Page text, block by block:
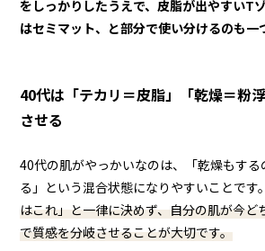
をしっかりしたうえで、皮脂が出やすいT
はセミマット、と部分で使い分けるのも一
40代は「テカリ＝皮脂」「乾燥＝粉
させる
40代の肌がやっかいなのは、「乾燥もする
る」という混合状態になりやすいことです
はこれ」と一律に決めず、自分の肌が今ど
で質感を分岐させることが大切です。